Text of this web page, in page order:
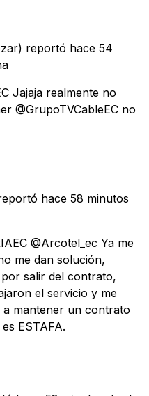
reportó hace 54
Jajaja realmente no
@GrupoTVCableEC no
hace 58 minutos
@Arcotel_ec Ya me
me dan solución,
salir del contrato,
el servicio y me
a mantener un contrato
ESTAFA.